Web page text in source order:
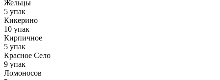
Жельцы
5 упак
Кикерино
10 упак
Кирпичное
5 упак
Красное Село
9 упак
Ломоносов